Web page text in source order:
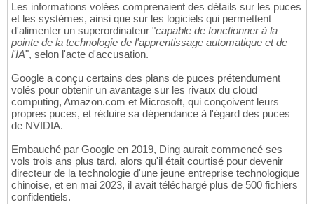
Les informations volées comprenaient des détails sur les puces
et les systèmes, ainsi que sur les logiciels qui permettent
d'alimenter un superordinateur "capable de fonctionner à la
pointe de la technologie de l'apprentissage automatique et de
l'IA", selon l'acte d'accusation.
Google a conçu certains des plans de puces prétendument
volés pour obtenir un avantage sur les rivaux du cloud
computing, Amazon.com et Microsoft, qui conçoivent leurs
propres puces, et réduire sa dépendance à l'égard des puces
de NVIDIA.
Embauché par Google en 2019, Ding aurait commencé ses
vols trois ans plus tard, alors qu'il était courtisé pour devenir
directeur de la technologie d'une jeune entreprise technologique
chinoise, et en mai 2023, il avait téléchargé plus de 500 fichiers
confidentiels.